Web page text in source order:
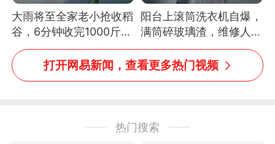
大雨将至全家老小抢收稻
谷，6分钟收完1000斤，
没有一个人掉链子
阳台上滚筒洗衣机自爆，
满筒碎玻璃渣，维修人员
称是人为原因，从未见过
洗衣机自爆
打开网易新闻，查看更多热门视频
热门搜索